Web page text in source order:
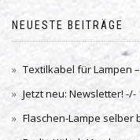
NEUESTE BEITRÄGE
Textilkabel für Lampen
Jetzt neu: Newsletter!
Flaschen-Lampe selber